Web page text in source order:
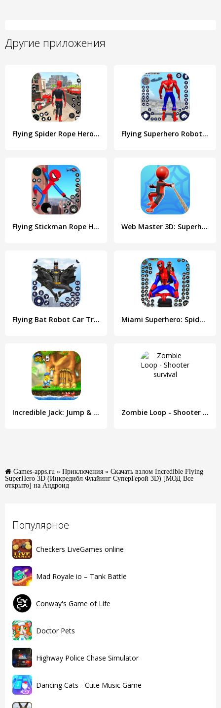
Популярное
Checkers LiveGames online
Mad Royale io – Tank Battle
Conway's Game of Life
Doctor Pets
Highway Police Chase Simulator
Dancing Cats - Cute Music Game
Другие приложения
Flying Spider Rope Hero Fight Flying Superhero Robot Games
Flying Stickman Rope Hero Game Web Master 3D: Superhero Games
Flying Bat Robot Car Transform Miami Superhero: Spider Games
Incredible Jack: Jump & Run Zombie Loop - Shooter survival
Games-apps.ru » Приключения » Скачать взлом Incredible Flying
SuperHero 3D (Инкредибл Флайинг СуперГерой 3D) [МОД Все
открыто] на Андроид